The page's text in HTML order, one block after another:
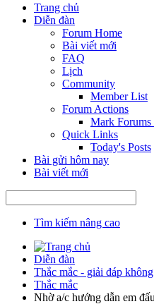
Trang chủ
Diễn đàn
Forum Home
Bài viết mới
FAQ
Lịch
Community
Member List
Forum Actions
Mark Forums
Quick Links
Today's Posts
Bài gửi hôm nay
Bài viết mới
Tìm kiếm nâng cao
Diễn đàn
Thắc mắc - giải đáp
Thắc mắc
Nhờ a/c hướng dẫn em